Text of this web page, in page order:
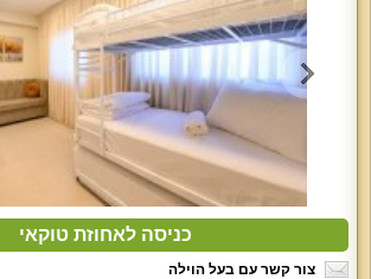
כניסה לאחוזת טוקאי
צור קשר עם בעל הוילה